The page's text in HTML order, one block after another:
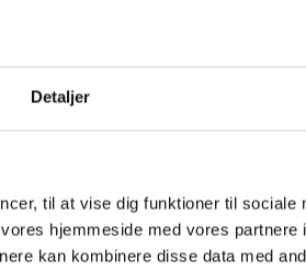
Detaljer
til at vise dig funktioner til sociale
hjemmeside med vores partnere
kan kombinere disse data med